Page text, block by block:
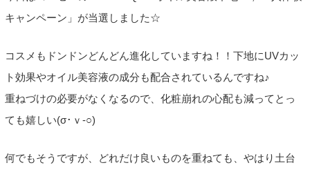
キャンペーン」が当選しました☆
コスメもドンドンどんどん進化していますね！！下地にUVカッ
ト効果やオイル美容液の成分も配合されているんですね♪
重ねづけの必要がなくなるので、化粧崩れの心配も減ってとっ
ても嬉しい(σ･ｖ-○)
何でもそうですが、どれだけ良いものを重ねても、やはり土台